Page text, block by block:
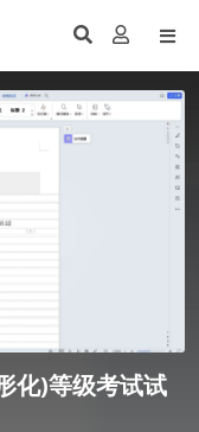
化)等级考试试